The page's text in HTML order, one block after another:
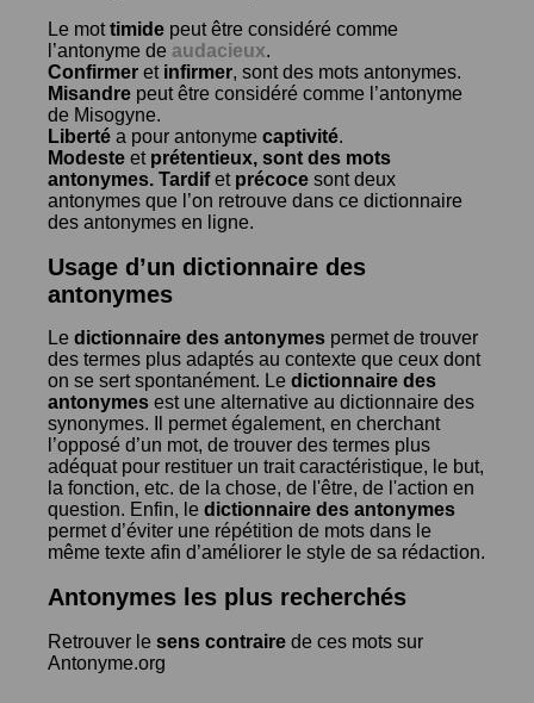
Le mottimide peut être considéré comme
l’antonyme de audacieux.
Confirmer et infirmer, sont des mots antonymes.
Misandre peut être considéré comme l’antonyme
de Misogyne.
Liberté a pour antonyme captivité.
Modeste et prétentieux, sont des mots
antonymes. Tardifet précoce sont deux
antonymes que l’on retrouve dans ce dictionnaire
des antonymes en ligne.
Usage d’un dictionnaire des
antonymes
Le dictionnaire des antonymes permet de trouver
des termes plus adaptés au contexte que ceux dont
on se sert spontanément. Le dictionnaire des
antonymes est une alternative au dictionnaire des
synonymes. Il permet également, en cherchant
l’opposé d’un mot, de trouver des termes plus
adéquat pour restituer un trait caractéristique, le but,
la fonction, etc. de la chose, de l'être, de l'action en
question. Enfin, le dictionnaire des antonymes
permet d’éviter une répétition de mots dans le
même texte afin d’améliorer le style de sa rédaction.
Antonymes les plus recherchés
Retrouver le sens contraire de ces mots sur
Antonyme.org